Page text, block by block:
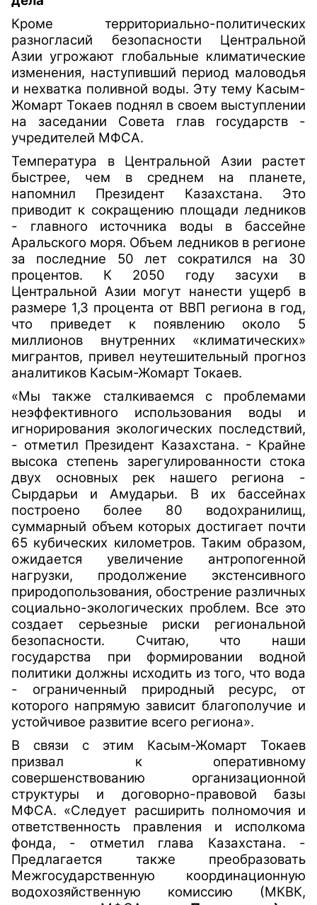
Кроме территориально-политических
разногласий безопасности Центральной
Азии угрожают глобальные климатические
изменения, наступивший период маловодья
и нехватка поливной воды. Эту тему Касым-
Жомарт Токаев поднял в своем выступлении
на заседании Совета глав государств -
учредителей МФСА.
Температура в Центральной Азии растет
быстрее, чем в среднем на планете,
напомнил Президент Казахстана. Это
приводит к сокращению площади ледников
- главного источника воды в бассейне
Аральского моря. Объем ледников в регионе
за последние 50 лет сократился на 30
процентов. К 2050 году засухи в
Центральной Азии могут нанести ущерб в
размере 1,3 процента от ВВП региона в год,
что приведет к появлению около 5
миллионов внутренних «климатических»
мигрантов, привел неутешительный прогноз
аналитиков Касым-Жомарт Токаев.
«Мы также сталкиваемся с проблемами
неэффективного использования воды и
игнорирования экологических последствий,
- отметил Президент Казахстана. - Крайне
высока степень зарегулированности стока
двух основных рек нашего региона -
Сырдарьи и Амударьи. В их бассейнах
построено более 80 водохранилищ,
суммарный объем которых достигает почти
65 кубических километров. Таким образом,
ожидается увеличение антропогенной
нагрузки, продолжение экстенсивного
природопользования, обострение различных
социально-экологических проблем. Все это
создает серьезные риски региональной
безопасности. Считаю, что наши
государства при формировании водной
политики должны исходить из того, что вода
- ограниченный природный ресурс, от
которого напрямую зависит благополучие и
устойчивое развитие всего региона».
В связи с этим Касым-Жомарт Токаев
призвал к оперативному
совершенствованию организационной
структуры и договорно-правовой базы
МФСА. «Следует расширить полномочия и
ответственность правления и исполкома
фонда, - отметил глава Казахстана. -
Предлагается также преобразовать
Межгосударственную координационную
водохозяйственную комиссию (МКВК,